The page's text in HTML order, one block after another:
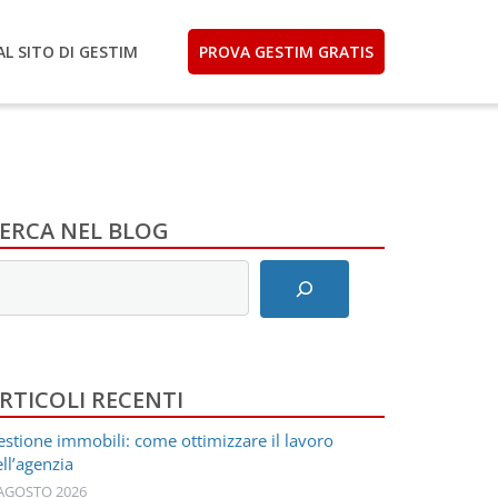
SITO DI GESTIM PROVA GESTIM GRATIS
NEL BLOG
RECENTI
immobili: come ottimizzare il lavoro
2026